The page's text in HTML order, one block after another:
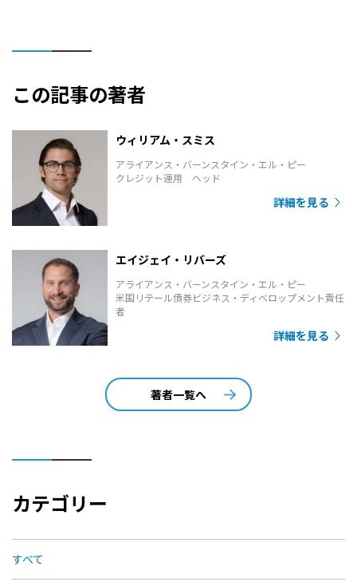
この記事の著者
ウィリアム・スミス
アライアンス・バーンスタイン・エル・ピー
クレジット運用 ヘッド
詳細を見る
エイジェイ・リバーズ
アライアンス・バーンスタイン・エル・ピー
米国リテール債券ビジネス・ディベロップメント責任
者
詳細を見る
著者一覧へ
カテゴリー
すべて